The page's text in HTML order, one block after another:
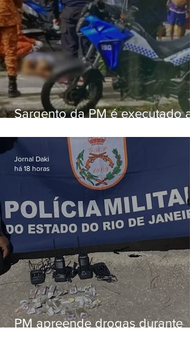
Sargento da PM é executado a
em Vaz Lobo
PM apreende drogas durante
Jornal Daki
há 18 horas